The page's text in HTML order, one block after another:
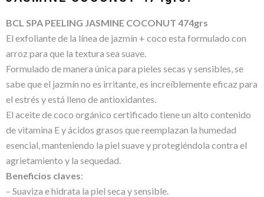
BCL SPA PEELING JASMINE COCONUT 474grs
El exfoliante de la línea de jazmín + coco esta formulado con
arroz para que la textura sea suave.
Formulado de manera única para pieles secas y sensibles, se
sabe que el jazmín no es irritante, es increíblemente eficaz para
el estrés y está lleno de antioxidantes.
El aceite de coco orgánico certificado tiene un alto contenido
de vitamina E y ácidos grasos que reemplazan la humedad
esencial, manteniendo la piel suave y protegiéndola contra el
agrietamiento y la sequedad.
Beneficios claves:
– Suaviza e hidrata la piel seca y sensible.